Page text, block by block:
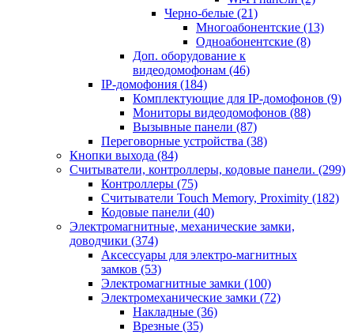
Черно-белые (21)
Многоабонентские (13)
Одноабонентские (8)
Доп. оборудование к
видеодомофонам (46)
IP-домофония (184)
Комплектующие для IP-домофонов (9)
Мониторы видеодомофонов (88)
Вызывные панели (87)
Переговорные устройства (38)
Кнопки выхода (84)
Считыватели, контроллеры, кодовые панели. (299)
Контроллеры (75)
Считыватели Touch Memory, Proximity (182)
Кодовые панели (40)
Электромагнитные, механические замки,
доводчики (374)
Аксессуары для электро-магнитных
замков (53)
Электромагнитные замки (100)
Электромеханические замки (72)
Накладные (36)
Врезные (35)